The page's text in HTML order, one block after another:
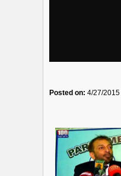
Posted on: 4/27/2015